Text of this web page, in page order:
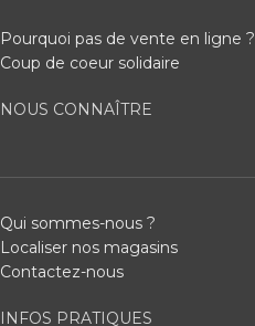
Pourquoi pas de vente en ligne ?
Coup de coeur solidaire
NOUS CONNAÎTRE
Qui sommes-nous ?
Localiser nos magasins
Contactez-nous
INFOS PRATIQUES